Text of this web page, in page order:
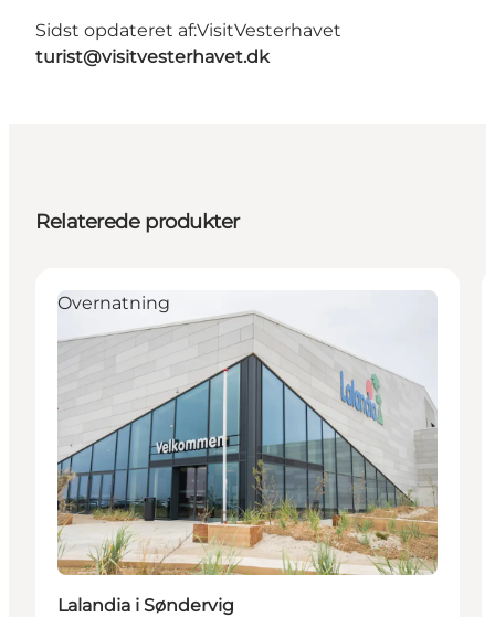
Sidst opdateret af:VisitVesterhavet
turist@visitvesterhavet.dk
Relaterede produkter
Overnatning
Lalandia i Søndervig